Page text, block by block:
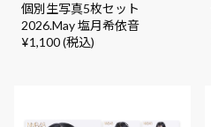
個別生写真5枚セット
2026.May 塩月希依音
¥1,100 (税込)